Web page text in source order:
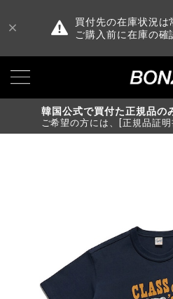
買付先の在庫状況は
ご購入前に在庫の確
韓国公式で買付た正規品の
ご希望の方には、[正規品証